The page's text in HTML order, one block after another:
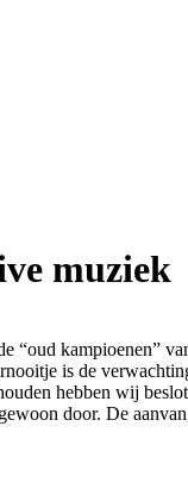
muziek
“oud kampioenen”
is de
hebben wij
door. De